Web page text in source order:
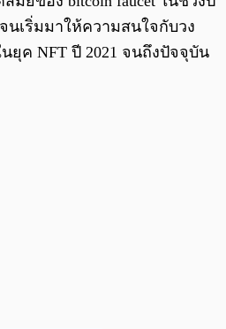
นเริ่มมาให้ความสนใจกับวง
ยุค NFT ปี 2021 จนถึงปัจจุบัน